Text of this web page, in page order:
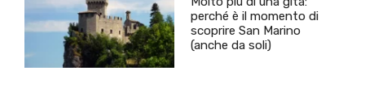
perché è il momento di
scoprire San Marino
(anche da soli)